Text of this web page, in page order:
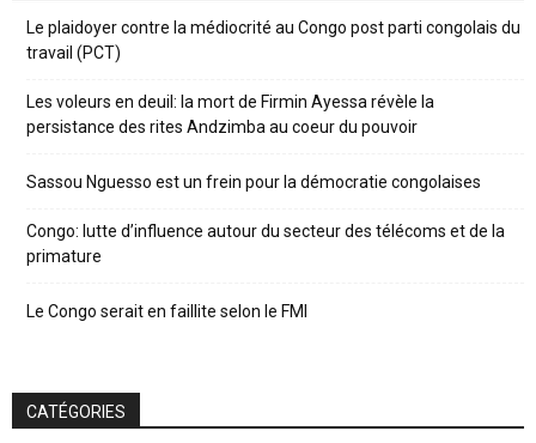
Le plaidoyer contre la médiocrité au Congo post parti congolais du
travail (PCT)
Les voleurs en deuil: la mort de Firmin Ayessa révèle la
persistance des rites Andzimba au coeur du pouvoir
Sassou Nguesso est un frein pour la démocratie congolaises
Congo: lutte d’influence autour du secteur des télécoms et de la
primature
Le Congo serait en faillite selon le FMI
CATÉGORIES